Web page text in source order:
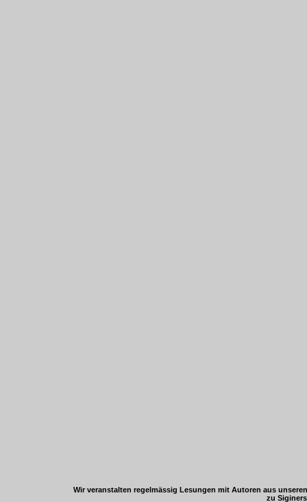
Wir veranstalten regelmässig Lesungen mit Autoren aus
zu